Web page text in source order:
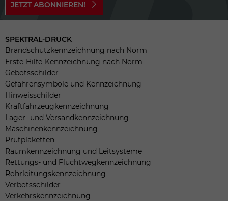
JETZT ABONNIEREN!
SPEKTRAL-DRUCK
Brandschutzkennzeichnung nach Norm
Erste-Hilfe-Kennzeichnung nach Norm
Gebotsschilder
Gefahrensymbole und Kennzeichnung
Hinweisschilder
Kraftfahrzeugkennzeichnung
Lager- und Versandkennzeichnung
Maschinenkennzeichnung
Prüfplaketten
Raumkennzeichnung und Leitsysteme
Rettungs- und Fluchtwegkennzeichnung
Rohrleitungskennzeichnung
Verbotsschilder
Verkehrskennzeichnung